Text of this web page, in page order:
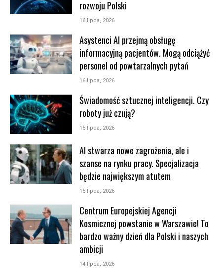
rozwoju Polski
16 lipca, 2026
Asystenci AI przejmą obsługę
informacyjną pacjentów. Mogą odciążyć
personel od powtarzalnych pytań
16 lipca, 2026
Świadomość sztucznej inteligencji. Czy
roboty już czują?
15 lipca, 2026
AI stwarza nowe zagrożenia, ale i
szanse na rynku pracy. Specjalizacja
będzie największym atutem
15 lipca, 2026
Centrum Europejskiej Agencji
Kosmicznej powstanie w Warszawie! To
bardzo ważny dzień dla Polski i naszych
ambicji
14 lipca, 2026